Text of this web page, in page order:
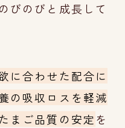
びのびと成長して
に合わせた配合に
の吸収ロスを軽減
まご品質の安定を